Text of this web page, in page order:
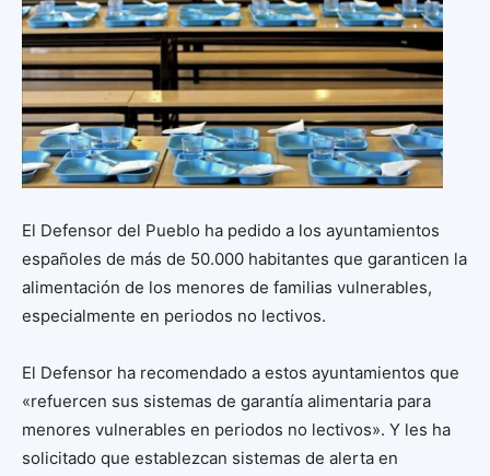
El Defensor del Pueblo ha pedido a los ayuntamientos
españoles de más de 50.000 habitantes que garanticen la
alimentación de los menores de familias vulnerables,
especialmente en periodos no lectivos.
El Defensor ha recomendado a estos ayuntamientos que
«refuercen sus sistemas de garantía alimentaria para
menores vulnerables en periodos no lectivos». Y les ha
solicitado que establezcan sistemas de alerta en